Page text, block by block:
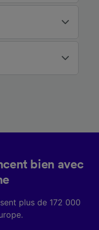
bien avec
plus de 172 000